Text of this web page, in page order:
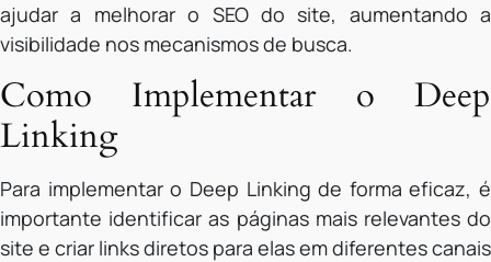
ajudar a melhorar o SEO do site, aumentando a
visibilidade nos mecanismos de busca.
Como Implementar o Deep
Linking
Para implementar o Deep Linking de forma eficaz, é
importante identificar as páginas mais relevantes do
site e criar links diretos para elas em diferentes canais